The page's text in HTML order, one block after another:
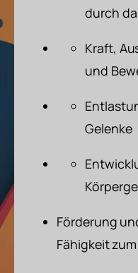
durch
Kraft,
und
Gelenke
Förderung
Fähigkeit